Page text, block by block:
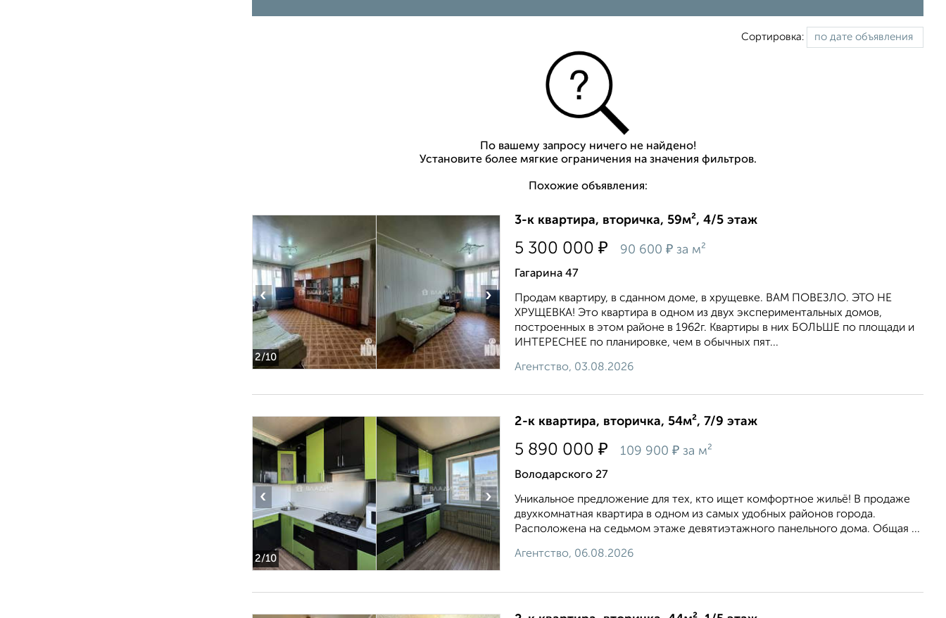
Сортировка:
По вашему запросу ничего не найдено!
Установите более мягкие ограничения на значения фильтров.
Похожие объявления:
2/10
‹ ›
3-к квартира, вторичка, 59м², 4/5 этаж
5 300 000 ₽ 90 600 ₽ за м²
Гагарина 47
Продам квартиру, в сданном доме, в хрущевке. ВАМ ПОВЕЗЛО. ЭТО НЕ
ХРУЩЕВКА! Это квартира в одном из двух экспериментальных домов,
построенных в этом районе в 1962г. Квартиры в них БОЛЬШЕ по площади и
ИНТЕРЕСНЕЕ по планировке, чем в обычных пят...
Агентство, 03.08.2026
2/10
‹ ›
2-к квартира, вторичка, 54м², 7/9 этаж
5 890 000 ₽ 109 900 ₽ за м²
Володарского 27
Уникальное предложение для тех, кто ищет комфортное жильё! В продаже
двухкомнатная квартира в одном из самых удобных районов города.
Расположена на седьмом этаже девятиэтажного панельного дома. Общая ...
Агентство, 06.08.2026